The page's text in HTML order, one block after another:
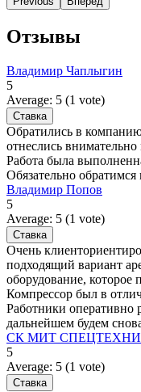
Отзывы
Владимир Чаплыгин
5
Average: 5 (1 vote)
Обратились в
отнеслись
Работа была
Обязательно
Владимир Попов
5
Average: 5 (1 vote)
Очень
подходящий вариант
оборудование, которое
Компрессор был в
Работники оперативно
дальнейшем будем
СК МИТ
5
Average: 5 (1 vote)